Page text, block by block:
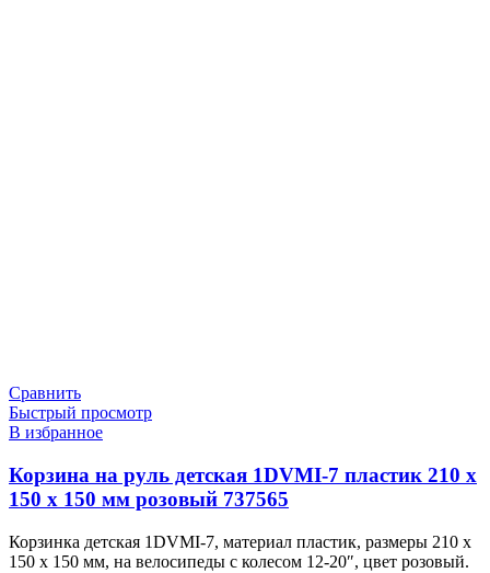
Сравнить
Быстрый просмотр
В избранное
Корзина на руль детская 1DVMI-7 пластик 210 х
150 х 150 мм розовый 737565
Корзинка детская 1DVMI-7, материал пластик, размеры 210 х
150 х 150 мм, на велосипеды с колесом 12-20″, цвет розовый.